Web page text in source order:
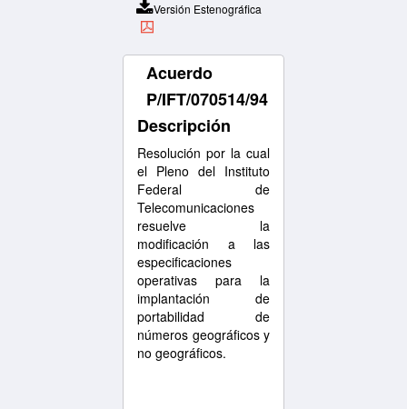
Versión Estenográfica
Acuerdo
P/IFT/070514/94
Descripción
Resolución por la cual
el Pleno del Instituto
Federal de
Telecomunicaciones
resuelve la
modificación a las
especificaciones
operativas para la
implantación de
portabilidad de
números geográficos y
no geográficos.